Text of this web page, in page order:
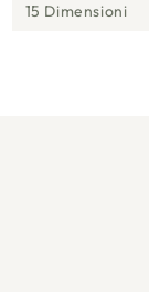
15 Dimensioni